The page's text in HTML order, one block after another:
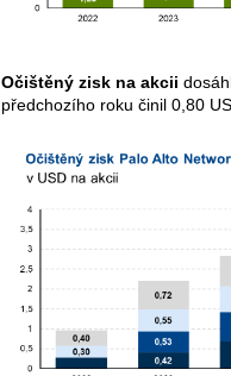
Očištěný zisk na akcii
předchozího roku činil 0,80